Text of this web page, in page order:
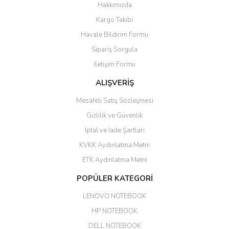
güzel paketlenmiş ama yanında
ile 24 izlenmektedir diye küçük
bir tabela olsa daha hoş
hızlı güvenli bir alışveriş oldu
Yalçın Kaya | 20/06/2026
ahmet yiğit | 29/04/2026
Aldığım ürün kapalı kutu teslim
edildi. Teşekkür ederim.
GÜRKAN KETHÜDAOĞLU |
Hakkımızda
Kargo Takibi
Havale Bildirim Formu
Sipariş Sorgula
İletişim Formu
ALIŞVERİŞ
Mesafeli Satış Sözleşmesi
Gizlilik ve Güvenlik
İptal ve İade Şartları
KVKK Aydınlatma Metni
ETK Aydınlatma Metni
POPÜLER KATEGORİ
LENOVO NOTEBOOK
HP NOTEBOOK
DELL NOTEBOOK